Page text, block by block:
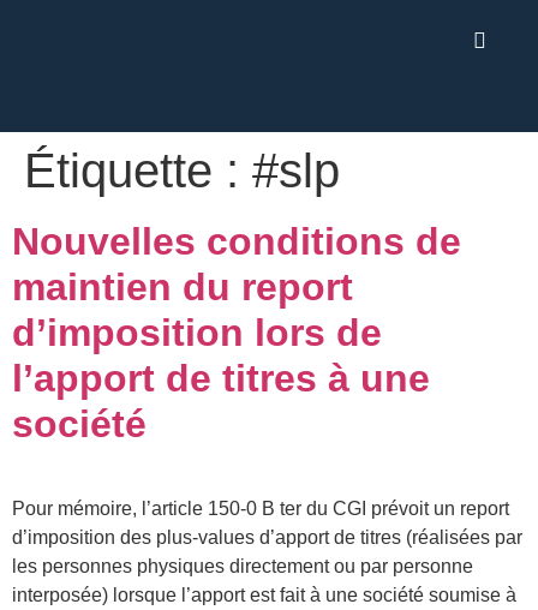
Étiquette : #slp
Nouvelles conditions de
maintien du report
d’imposition lors de
l’apport de titres à une
société
Pour mémoire, l’article 150-0 B ter du CGI prévoit un report
d’imposition des plus-values d’apport de titres (réalisées par
les personnes physiques directement ou par personne
interposée) lorsque l’apport est fait à une société soumise à